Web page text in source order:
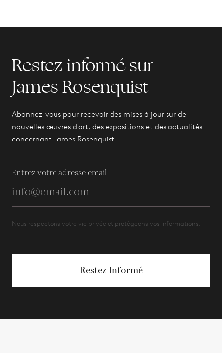
Restez informé sur
James Rosenquist
Abonnez-vous pour recevoir des mises à jour sur de
nouvelles œuvres d'art, des expositions et des actualités
concernant James Rosenquist.
Entrez votre adresse email
Nous respectons votre vie privée et protégeons vos informations.
Restez Informé